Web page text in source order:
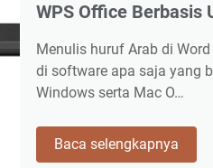
WPS Office Berbasis
Menulis huruf Arab di
di software apa saja yang
Windows serta Mac O…
Baca selengkapnya